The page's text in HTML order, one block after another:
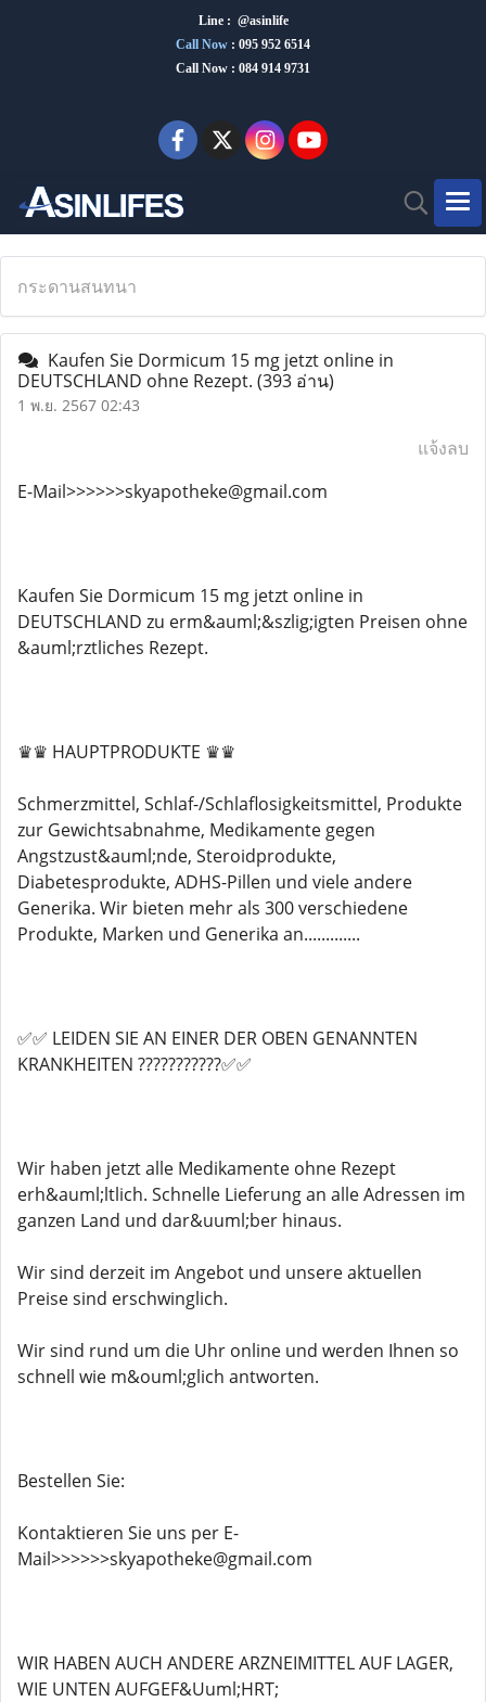
Line : @asinlife
Call Now : 095 952 6514
Call Now : 084 914 9731
กระดานสนทนา
Kaufen Sie Dormicum 15 mg jetzt online in
DEUTSCHLAND ohne Rezept. (393 อ่าน)
1 พ.ย. 2567 02:43
แจ้งลบ
E-Mail>>>>>>skyapotheke@gmail.com
Kaufen Sie Dormicum 15 mg jetzt online in
DEUTSCHLAND zu erm&auml;&szlig;igten Preisen ohne
&auml;rztliches Rezept.
♛♛ HAUPTPRODUKTE ♛♛
Schmerzmittel, Schlaf-/Schlaflosigkeitsmittel, Produkte
zur Gewichtsabnahme, Medikamente gegen
Angstzust&auml;nde, Steroidprodukte,
Diabetesprodukte, ADHS-Pillen und viele andere
Generika. Wir bieten mehr als 300 verschiedene
Produkte, Marken und Generika an.............
✅✅ LEIDEN SIE AN EINER DER OBEN GENANNTEN
KRANKHEITEN ???????????✅✅
Wir haben jetzt alle Medikamente ohne Rezept
erh&auml;ltlich. Schnelle Lieferung an alle Adressen im
ganzen Land und dar&uuml;ber hinaus.
Wir sind derzeit im Angebot und unsere aktuellen
Preise sind erschwinglich.
Wir sind rund um die Uhr online und werden Ihnen so
schnell wie m&ouml;glich antworten.
Bestellen Sie:
Kontaktieren Sie uns per E-
Mail>>>>>>skyapotheke@gmail.com
WIR HABEN AUCH ANDERE ARZNEIMITTEL AUF LAGER,
WIE UNTEN AUFGEF&Uuml;HRT;